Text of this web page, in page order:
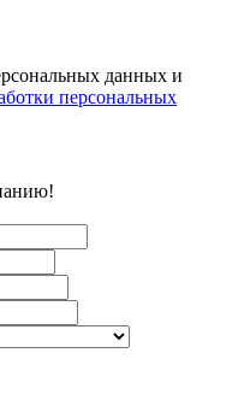
данных и
персональных